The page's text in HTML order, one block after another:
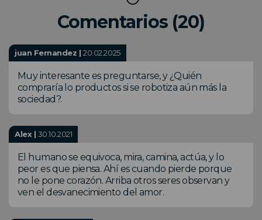
Comentarios (20)
juan Fernandez |20.02.2025
Muy interesante es preguntarse, y ¿Quién
compraría lo productos si se robotiza aún más la
sociedad?.
Alex | 30.10.2021
El humano se equivoca, mira, camina, actúa, y lo
peor es que piensa. Ahí es cuando pierde porque
no le pone corazón. Arriba otros seres observan y
ven el desvanecimiento del amor.